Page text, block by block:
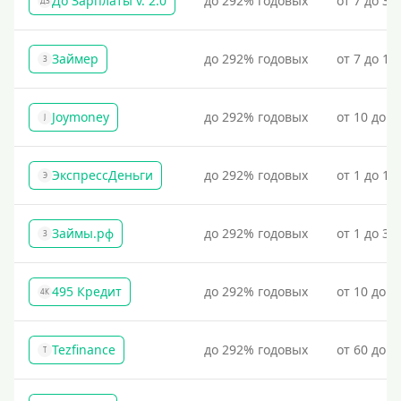
З Займер до 292% годовых от 7 до
J Joymoney до 292% годовых от 10 до
Э ЭкспрессДеньги до 292% годовых от 1 до
З Займы.рф до 292% годовых от 1 до
4К 495 Кредит до 292% годовых от 10 до
T Tezfinance до 292% годовых от 60 до